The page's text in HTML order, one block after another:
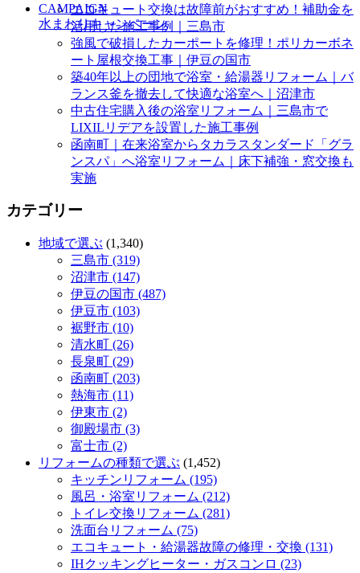
CAMPAIGN
水まわりキャンペーン
エコキュート交換は故障前がおすすめ！補助金を
活用した施工事例｜三島市
強風で破損したカーポートを修理！ポリカーボネ
ート屋根交換工事｜伊豆の国市
築40年以上の団地で浴室・給湯器リフォーム｜バ
ランス釜を撤去して快適な浴室へ｜沼津市
中古住宅購入後の浴室リフォーム｜三島市で
LIXILリデアを設置した施工事例
函南町｜在来浴室からタカラスタンダード「グラ
ンスパ」へ浴室リフォーム｜床下補強・窓交換も
実施
カテゴリー
地域で選ぶ (1,340)
三島市 (319)
沼津市 (147)
伊豆の国市 (487)
伊豆市 (103)
裾野市 (10)
清水町 (26)
長泉町 (29)
函南町 (203)
熱海市 (11)
伊東市 (2)
御殿場市 (3)
富士市 (2)
リフォームの種類で選ぶ (1,452)
キッチンリフォーム (195)
風呂・浴室リフォーム (212)
トイレ交換リフォーム (281)
洗面台リフォーム (75)
エコキュート・給湯器故障の修理・交換 (131)
IHクッキングヒーター・ガスコンロ (23)